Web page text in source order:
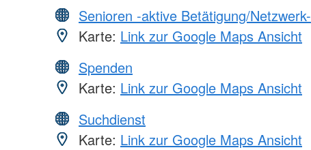
Senioren -aktive Betätigung/Netzwerk-
Karte: Link zur Google Maps Ansicht
Spenden
Karte: Link zur Google Maps Ansicht
Suchdienst
Karte: Link zur Google Maps Ansicht